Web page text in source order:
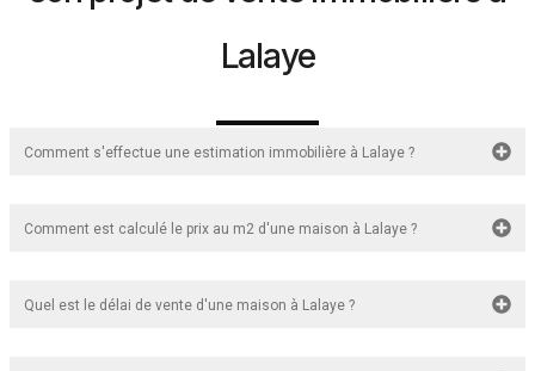
Lalaye
Comment s'effectue une estimation immobilière à Lalaye ?
Comment est calculé le prix au m2 d'une maison à Lalaye ?
Quel est le délai de vente d'une maison à Lalaye ?